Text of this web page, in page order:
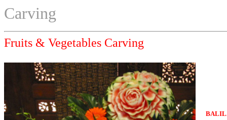
Carving
Fruits & Vegetables Carving